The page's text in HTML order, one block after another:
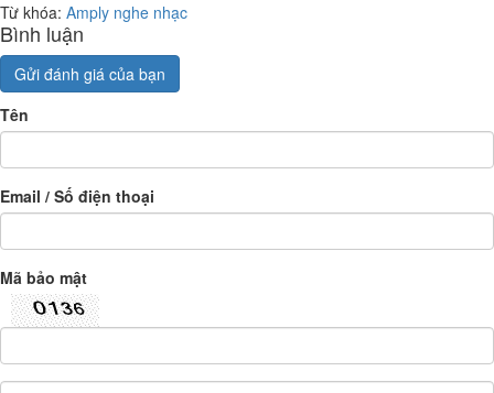
Từ khóa: Amply nghe nhạc
Bình luận
Gửi đánh giá của bạn
Tên
Email / Số điện thoại
Mã bảo mật